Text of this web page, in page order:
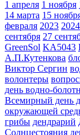
1 апреля 1 ноября
14 марта 15
февраля 2023 2024
сентября 27
GreenSol KA5043
А.П.Кутенкова
Виктор Сергин
волонтеры
день водно-
Всемирный день
окружающей
грибы дендрарий
Солнцестояния